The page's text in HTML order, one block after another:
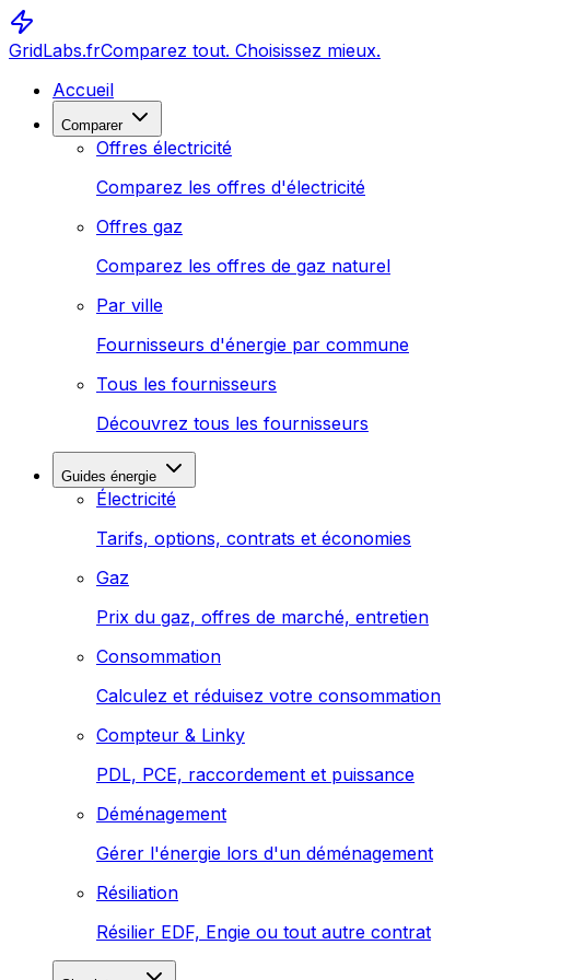
GridLabs.frComparez tout. Choisissez mieux.
Accueil
Comparer
Offres électricité
Comparez les offres d'électricité
Offres gaz
Comparez les offres de gaz naturel
Par ville
Fournisseurs d'énergie par commune
Tous les fournisseurs
Découvrez tous les fournisseurs
Guides énergie
Électricité
Tarifs, options, contrats et économies
Gaz
Prix du gaz, offres de marché, entretien
Consommation
Calculez et réduisez votre consommation
Compteur & Linky
PDL, PCE, raccordement et puissance
Déménagement
Gérer l'énergie lors d'un déménagement
Résiliation
Résilier EDF, Engie ou tout autre contrat